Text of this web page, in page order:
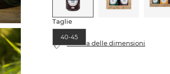
Taglie
40-45
Tabella delle dimensioni